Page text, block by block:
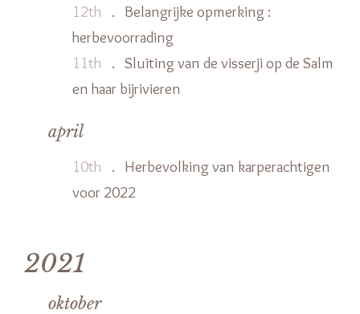
12th .
Belangrijke opmerking :
herbevoorrading
11th
. Sluiting van de visserji op de Salm
en haar bijrivieren
april
10th .
Herbevolking van karperachtigen
voor 2022
2021
oktober